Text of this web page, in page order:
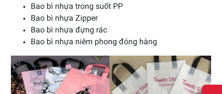
Bao bì nhựa trong suốt PP
Bao bì nhựa Zipper
Bao bì nhựa đựng rác
Bao bì nhựa niêm phong đóng hàng